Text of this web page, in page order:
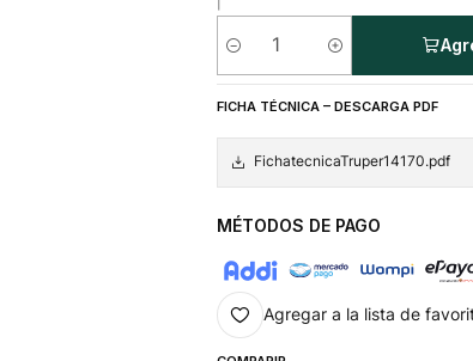
Cantidad
FICHA TÉCNICA – DESCARGA PDF
FichatecnicaTruper14170.pdf
MÉTODOS DE PAGO
Agregar a la lista de